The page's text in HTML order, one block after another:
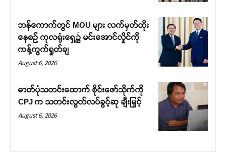
ဘန်ကောက်တွင် MOU များ လက်မှတ်ထိုး
နေစဉ် ကုလရုံးရှေ့၌ မင်းအောင်လှိုင်ကို
ကန့်ကွက်ရှုတ်ချ
August 6, 2026
ဓာတ်ပုံသတင်းထောက် စိုင်းဇော်သိုက်ကို
CPJ က သတင်းလွတ်လပ်ခွင့်ဆု ချီးမြှင့်
August 6, 2026